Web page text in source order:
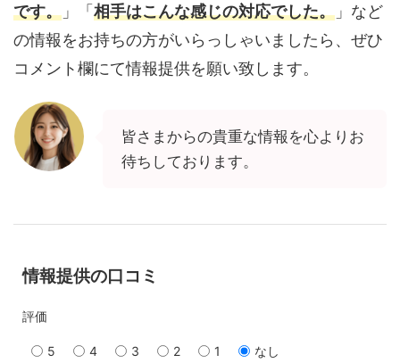
です。 」「 相手はこんな感じの対応でした。 」など
の情報をお持ちの方がいらっしゃいましたら、ぜひ
コメント欄にて情報提供を願い致します。
皆さまからの貴重な情報を心よりお
待ちしております。
情報提供の口コミ
評価
5 4 3 2 1 なし